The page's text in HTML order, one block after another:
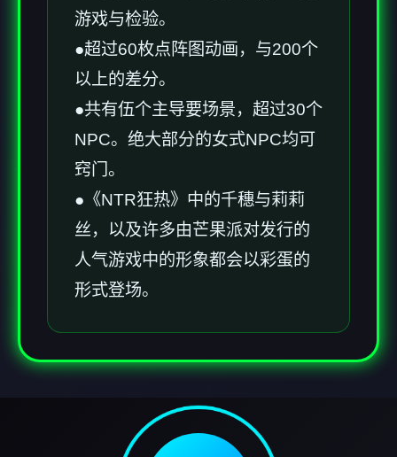
游戏与检验。
●超过60枚点阵图动画，与200个
以上的差分。
●共有伍个主导要场景，超过30个
NPC。绝大部分的女式NPC均可
窍门。
●《NTR狂热》中的千穗与莉莉
丝，以及许多由芒果派对发行的
人气游戏中的形象都会以彩蛋的
形式登场。